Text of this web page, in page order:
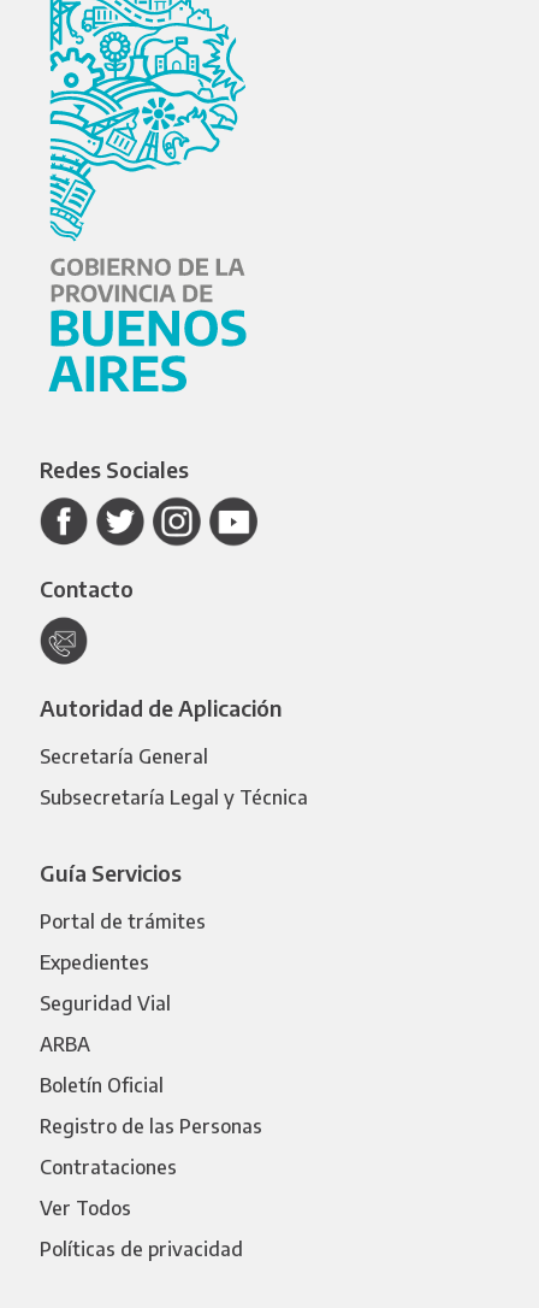
Redes Sociales
Contacto
Autoridad de Aplicación
Secretaría General
Subsecretaría Legal y Técnica
Guía Servicios
Portal de trámites
Expedientes
Seguridad Vial
ARBA
Boletín Oficial
Registro de las Personas
Contrataciones
Ver Todos
Políticas de privacidad